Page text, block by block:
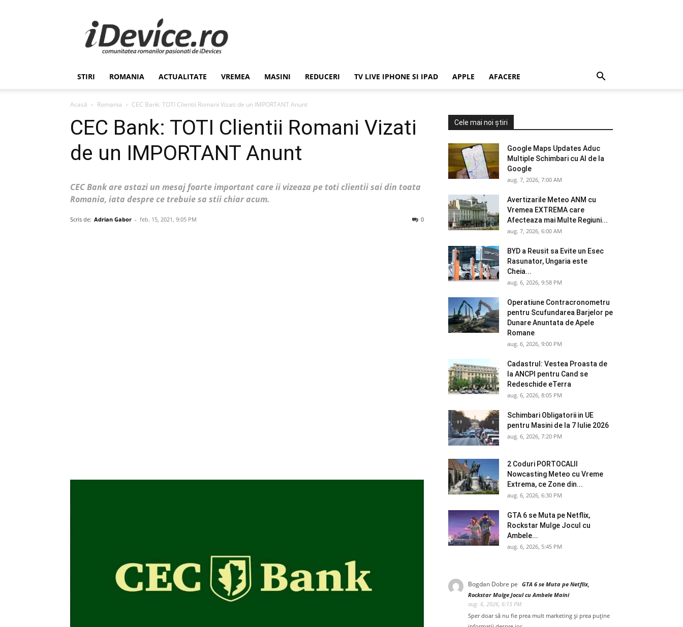
Stiri
de
Ultima
Ora
Romania,
Economie,
–
iDevice.ro
STIRI ROMANIA ACTUALITATE VREMEA MASINI REDUCERI TV LIVE IPHONE SI IPAD APPLE AFACERE
Acasă Romania CEC Bank: TOTI Clientii Romani Vizati de un IMPORTANT Anunt
CEC Bank: TOTI Clientii Romani Vizati
de un IMPORTANT Anunt
CEC Bank are astazi un mesaj foarte important care ii vizeaza pe toti clientii sai din toata
Romania, iata despre ce trebuie sa stii chiar acum.
Scris de: Adrian Gabor - feb. 15, 2021, 9:05 PM 0
Cele mai noi știri
Google Maps Updates Aduc
Multiple Schimbari cu AI de la
Google
aug. 7, 2026, 7:00 AM
Avertizarile Meteo ANM cu
Vremea EXTREMA care
Afecteaza mai Multe Regiuni...
aug. 7, 2026, 6:00 AM
BYD a Reusit sa Evite un Esec
Rasunator, Ungaria este
Cheia...
aug. 6, 2026, 9:58 PM
Operatiune Contracronometru
pentru Scufundarea Barjelor pe
Dunare Anuntata de Apele
Romane
aug. 6, 2026, 9:00 PM
Cadastrul: Vestea Proasta de
la ANCPI pentru Cand se
Redeschide eTerra
aug. 6, 2026, 8:05 PM
Schimbari Obligatorii in UE
pentru Masini de la 7 Iulie 2026
aug. 6, 2026, 7:20 PM
2 Coduri PORTOCALII
Nowcasting Meteo cu Vreme
Extrema, ce Zone din...
aug. 6, 2026, 6:30 PM
GTA 6 se Muta pe Netflix,
Rockstar Mulge Jocul cu
Ambele...
aug. 6, 2026, 5:45 PM
Bogdan Dobre pe GTA 6 se Muta pe Netflix,
Rockstar Mulge Jocul cu Ambele Maini
aug. 6, 2026, 6:15 PM
Sper doar să nu fie prea mult marketing și prea puține